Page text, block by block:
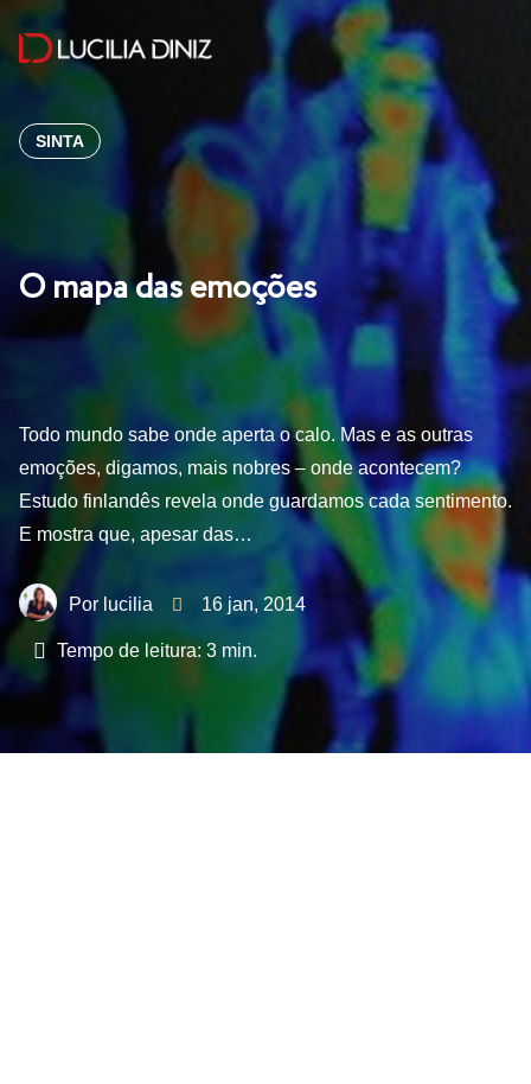
SINTA
O mapa das emoções
Todo mundo sabe onde aperta o calo. Mas e as outras
emoções, digamos, mais nobres – onde acontecem?
Estudo finlandês revela onde guardamos cada sentimento.
E mostra que, apesar das…
lucilia 16 jan, 2014
Tempo de leitura: 3 min.